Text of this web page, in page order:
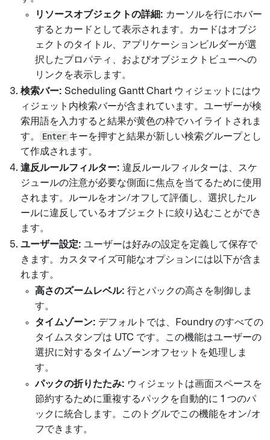
リソースオブジェクトの詳細: カーソルを行にホバー
するとカードとして表示されます。カードはオブジ
ェクトのタイトル、アプリケーションビルダーが選
択したプロパティ、およびオブジェクトビューへの
リンクを表示します。
検索バー: Scheduling Gantt Chart ウィジェットにはウ
ィジェット内検索バーが含まれています。ユーザーが検
索用語を入力すると結果が黄色の枠でハイライトされま
す。
Enter キーを押すと結果が新しい検索グループとし
て作成されます。
違反ルールフィルター: 違反ルールフィルターは、スケ
ジュールの注意が必要な側面に焦点を当てるために使用
されます。ルールをオン/オフして評価し、選択したル
ールに違反しているオブジェクトに絞り込むことができ
ます。
ユーザー設定: ユーザーは好みの設定を定義して保存で
きます。カスタマイズ可能なオプションには以下が含ま
れます。
高さのズームレベル: 行とパックの高さを制御しま
す。
タイムゾーン: デフォルトでは、Foundry のすべての
タイムスタンプは UTC です。この機能はユーザーの
選択に対するタイムゾーンオフセットを処理しま
す。
パックの折りたたみ: ウィジェットは画面スペースを
節約するために重複するパックを自動的に 1 つのパ
ックに統合します。このトグルでこの機能をオン/オ
フできます。